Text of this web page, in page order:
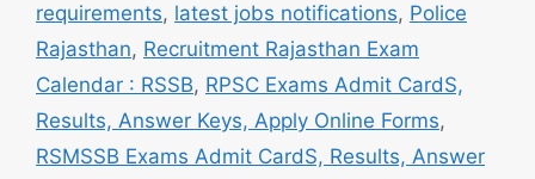
requirements, latest jobs notifications, Police
Rajasthan, Recruitment Rajasthan Exam
Calendar : RSSB, RPSC Exams Admit CardS,
Results, Answer Keys, Apply Online Forms,
RSMSSB Exams Admit CardS, Results, Answer